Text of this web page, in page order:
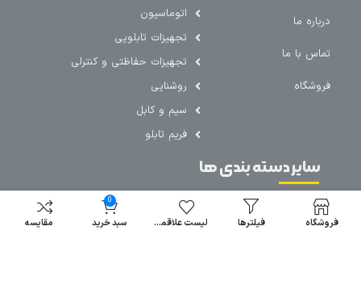
درباره ما
تماس با ما
فروشگاه
اتوماسیون
تجهیزات تابلویی
تجهیزات حفاظتی و کنترلی
روشنایی
سیم و کابل
فریم تابلو
سایر دسته بندی ها
خرید کلید اتومات
خرید کنتاکتور فروشگاه فیلترها لیست علاقمندی
0
سبد خرید مقایسه